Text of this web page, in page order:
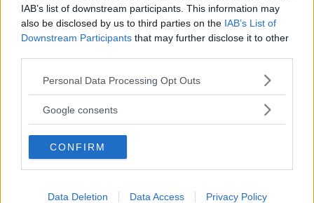
IAB’s list of downstream participants. This information may
also be disclosed by us to third parties on the IAB’s List of
Downstream Participants that may further disclose it to other
Please note that this website/app uses one or more Google
not limited to your visit or usage behaviour. You may click to
use your data for below specified purposes in below Google
consent section.
Personal Data Processing Opt Outs
Google consents
CONFIRM
Data Deletion Data Access Privacy Policy